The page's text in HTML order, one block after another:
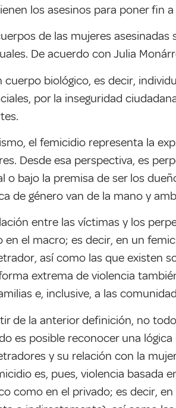
los asesinos para poner fin
de las mujeres
De acuerdo con Julia
cuerpo biológico, es decir,
por la inseguridad
el femicidio representa la
Desde esa perspectiva, es
o bajo la premisa de ser los
de género van de la mano y
entre las víctimas y los
en el macro; es decir, en un
así como las que existen
extrema de violencia
e, inclusive, a las
de la anterior definición, no
es posible reconocer una
y su relación con la
es, pues, violencia basada
como en el privado; es decir,